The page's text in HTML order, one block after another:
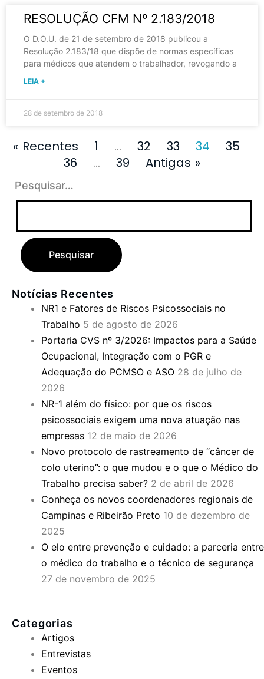
RESOLUÇÃO CFM Nº 2.183/2018
O D.O.U. de 21 de setembro de 2018 publicou a
Resolução 2.183/18 que dispõe de normas específicas
para médicos que atendem o trabalhador, revogando a
LEIA +
28 de setembro de 2018
« Recentes 1 … 32 33 34
35
36
… 39 Antigas »
Pesquisar…
Notícias Recentes
NR1 e Fatores de Riscos Psicossociais no
Trabalho 5 de agosto de 2026
Portaria CVS nº 3/2026: Impactos para a Saúde
Ocupacional, Integração com o PGR e
Adequação do PCMSO e ASO 28 de julho de
2026
NR-1 além do físico: por que os riscos
psicossociais exigem uma nova atuação nas
empresas 12 de maio de 2026
Novo protocolo de rastreamento de “câncer de
colo uterino”: o que mudou e o que o Médico do
Trabalho precisa saber? 2 de abril de 2026
Conheça os novos coordenadores regionais de
Campinas e Ribeirão Preto 10 de dezembro de
2025
O elo entre prevenção e cuidado: a parceria entre
o médico do trabalho e o técnico de segurança
27 de novembro de 2025
Categorias
Artigos
Entrevistas
Eventos